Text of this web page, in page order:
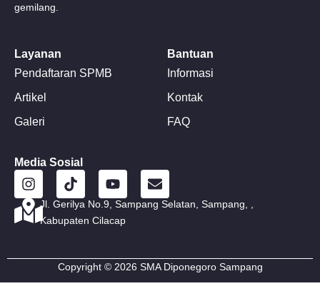
gemilang.
Layanan
Pendaftaran SPMB
Artikel
Galeri
Bantuan
Informasi
Kontak
FAQ
Media Sosial
I
n
s
t
r
T
i
k
t
Y
o
u
t
e
E
n
v
p
e
Jl. Gerilya No.9, Sampang Selatan, Sampang, ,
Kabupaten Cilacap
Copyright © 2026 SMA Diponegoro Sampang